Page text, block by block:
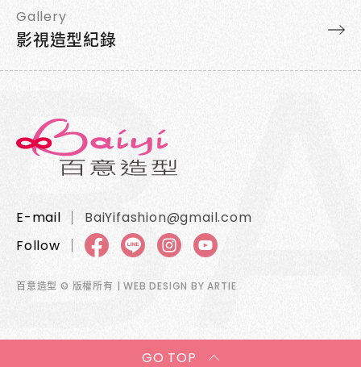
Gallery
影視造型紀錄
E-mail
BaiYifashion@gmail.com
Follow
百意造型 © 版權所有 | WEB DESIGN BYARTIE
GO TOP